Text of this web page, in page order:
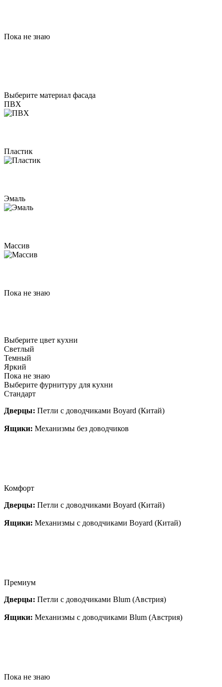
Пока не знаю
Выберите материал фасада
ПВХ
Пластик
Эмаль
Массив
Пока не знаю
Выберите цвет кухни
Светлый
Темный
Яркий
Пока не знаю
Выберите фурнитуру для кухни
Стандарт
Дверцы: Петли с доводчиками Boyard (Китай)
Ящики: Механизмы без доводчиков
Комфорт
Дверцы: Петли с доводчиками Boyard (Китай)
Ящики: Механизмы с доводчиками Boyard (Китай)
Премиум
Дверцы: Петли с доводчиками Blum (Австрия)
Ящики: Механизмы с доводчиками Blum (Австрия)
Пока не знаю